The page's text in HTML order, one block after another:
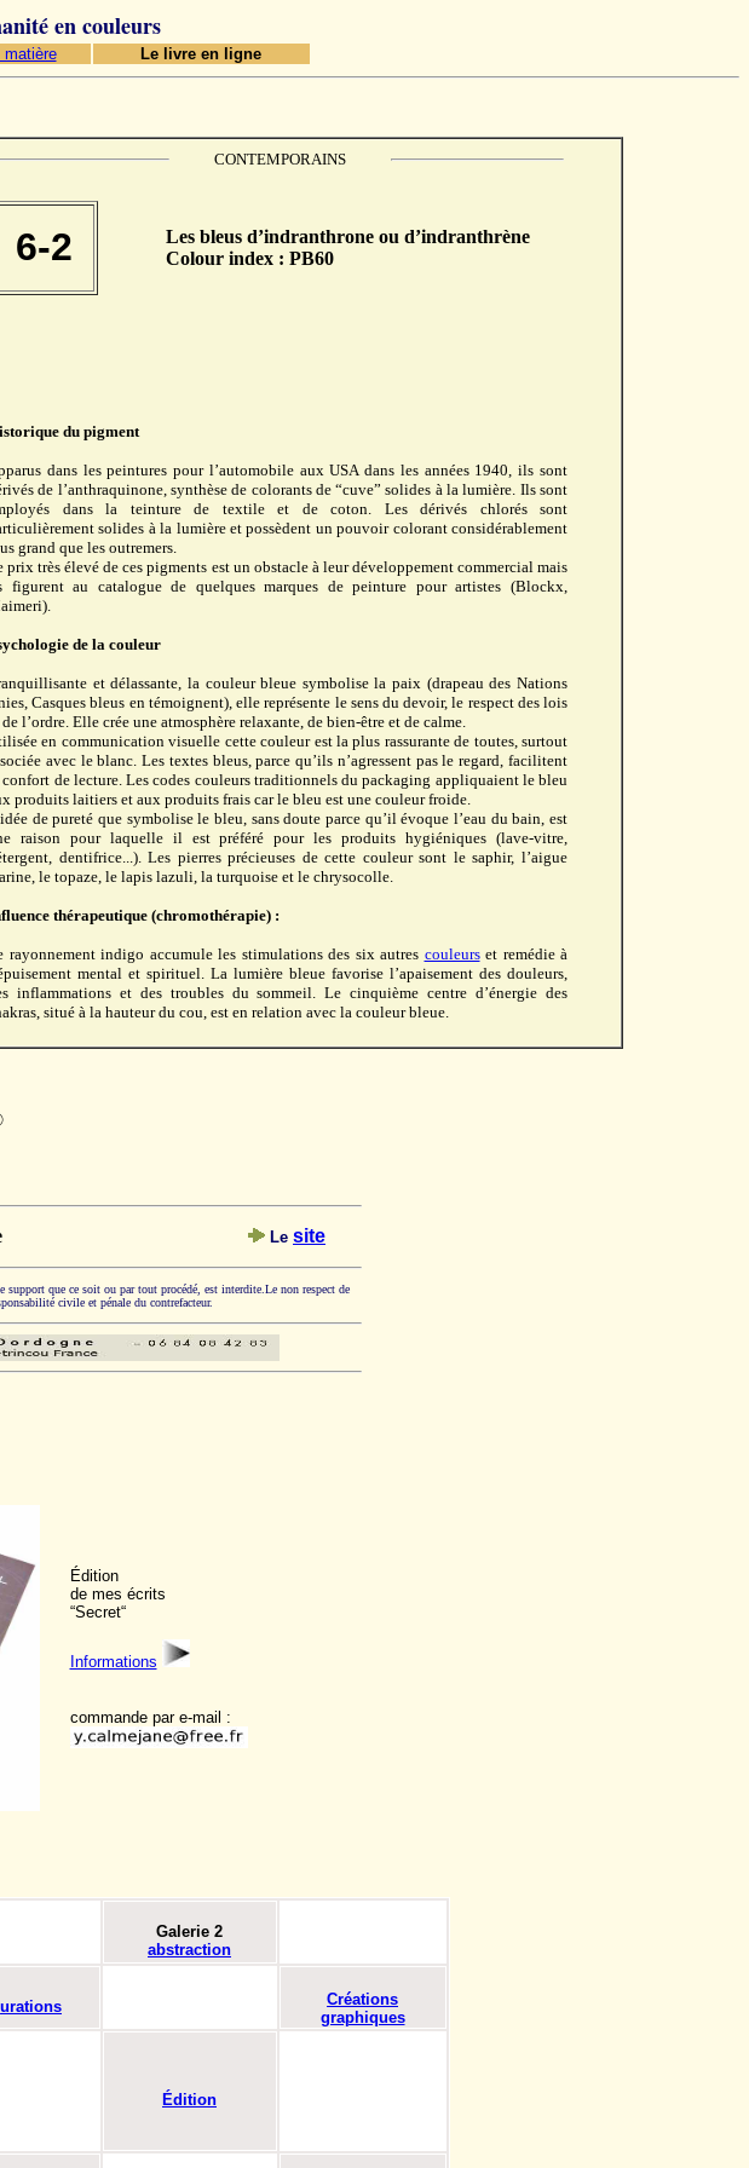
en couleurs
matière Le livre en ligne
CONTEMPORAINS
6-2
Les bleus d’indranthrone ou d’indranthrène
Colour index : PB60
du pigment
dans les peintures pour l’automobile aux USA dans les années 1940, ils sont
de l’anthraquinone, synthèse de colorants de “cuve” solides à la lumière. Ils sont
dans la teinture de textile et de coton. Les dérivés chlorés sont
solides à la lumière et possèdent un pouvoir colorant considérablement
grand que les outremers.
prix très élevé de ces pigments est un obstacle à leur développement commercial mais
figurent au catalogue de quelques marques de peinture pour artistes (Blockx,
de la couleur
et délassante, la couleur bleue symbolise la paix (drapeau des Nations
Casques bleus en témoignent), elle représente le sens du devoir, le respect des lois
l’ordre. Elle crée une atmosphère relaxante, de bien-être et de calme.
en communication visuelle cette couleur est la plus rassurante de toutes, surtout
avec le blanc. Les textes bleus, parce qu’ils n’agressent pas le regard, facilitent
de lecture. Les codes couleurs traditionnels du packaging appliquaient le bleu
produits laitiers et aux produits frais car le bleu est une couleur froide.
de pureté que symbolise le bleu, sans doute parce qu’il évoque l’eau du bain, est
raison pour laquelle il est préféré pour les produits hygiéniques (lave-vitre,
dentifrice...). Les pierres précieuses de cette couleur sont le saphir, l’aigue
le topaze, le lapis lazuli, la turquoise et le chrysocolle.
thérapeutique (chromothérapie) :
rayonnement indigo accumule les stimulations des six autres couleurset remédie à
mental et spirituel. La lumière bleue favorise l’apaisement des douleurs,
inflammations et des troubles du sommeil. Le cinquième centre d’énergie des
situé à la hauteur du cou, est en relation avec la couleur bleue.
Le site
que ce soit ou par tout procédé, est interdite.Le non respect de
civile et pénale du contrefacteur.
Édition
de mes écrits
“Secret“
Informations
commande par e-mail :
Galerie 2
abstraction
Créations
graphiques
Édition